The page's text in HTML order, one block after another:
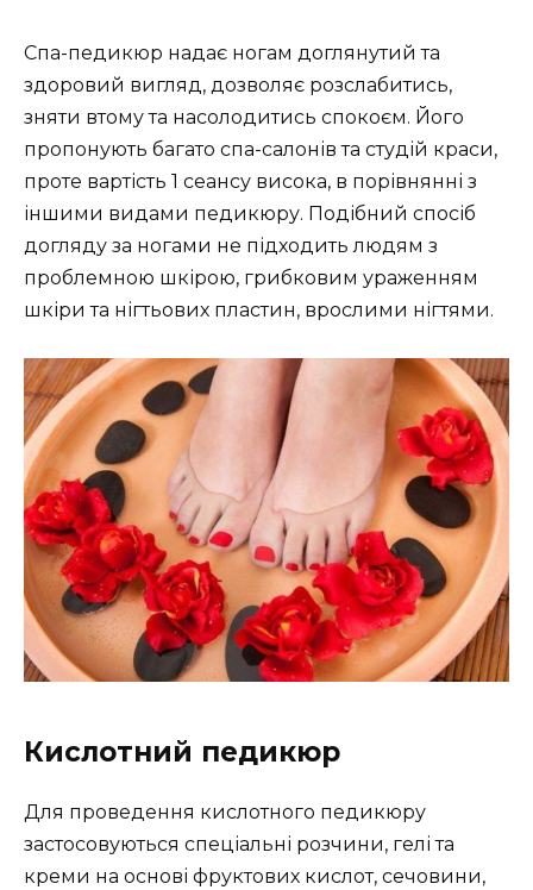
Спа-педикюр надає ногам доглянутий та
здоровий вигляд, дозволяє розслабитись,
зняти втому та насолодитись спокоєм. Його
пропонують багато спа-салонів та студій краси,
проте вартість 1 сеансу висока, в порівнянні з
іншими видами педикюру. Подібний спосіб
догляду за ногами не підходить людям з
проблемною шкірою, грибковим ураженням
шкіри та нігтьових пластин, врослими нігтями.
Кислотний педикюр
Для проведення кислотного педикюру
застосовуються спеціальні розчини, гелі та
креми на основі фруктових кислот, сечовини,